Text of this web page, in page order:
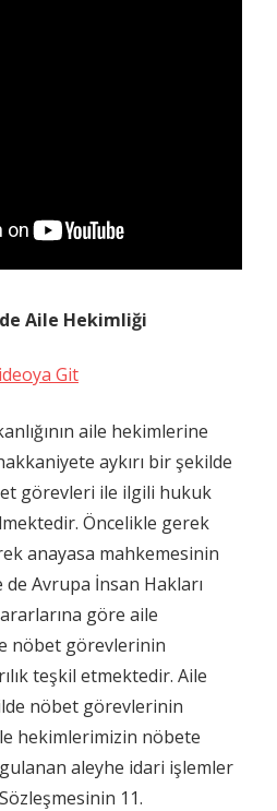
Aile Hekimliği
Git
aile hekimlerine
aykırı bir şekilde
görevleri ile ilgili hukuk
Öncelikle gerek
anayasa mahkemesinin
de Avrupa İnsan Hakları
göre aile
nöbet görevlerinin
teşkil etmektedir. Aile
nöbet görevlerinin
hekimlerimizin nöbete
aleyhe idari işlemler
11.